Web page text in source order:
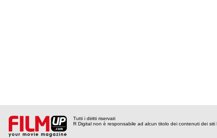
Tutti i diritti riservati
R Digital non è responsabile ad alcun titolo dei contenuti dei siti